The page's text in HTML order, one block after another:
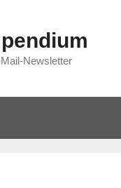
Newsletter